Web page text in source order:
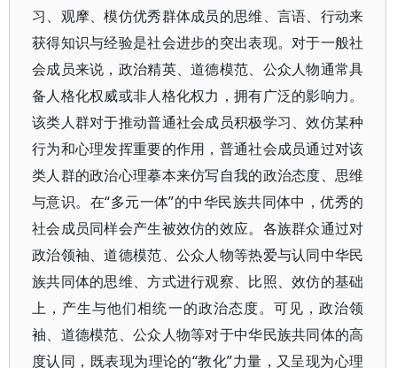
习、观摩、模仿优秀群体成员的思维、言语、行动来
获得知识与经验是社会进步的突出表现。对于一般社
会成员来说，政治精英、道德模范、公众人物通常具
备人格化权威或非人格化权力，拥有广泛的影响力。
该类人群对于推动普通社会成员积极学习、效仿某种
行为和心理发挥重要的作用，普通社会成员通过对该
类人群的政治心理摹本来仿写自我的政治态度、思维
与意识。在“多元一体”的中华民族共同体中，优秀的
社会成员同样会产生被效仿的效应。各族群众通过对
政治领袖、道德模范、公众人物等热爱与认同中华民
族共同体的思维、方式进行观察、比照、效仿的基础
上，产生与他们相统一的政治态度。可见，政治领
袖、道德模范、公众人物等对于中华民族共同体的高
度认同，既表现为理论的“教化”力量，又呈现为心理